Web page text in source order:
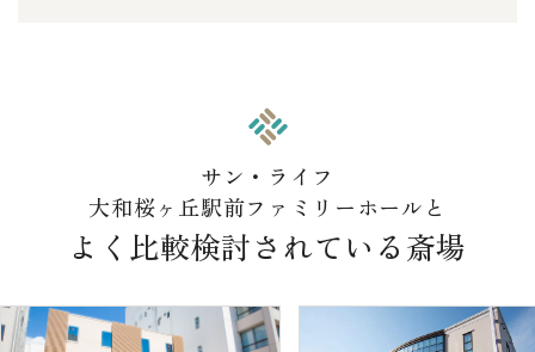
サン・ライフ
大和桜ヶ丘駅前ファミリーホールと
よく比較検討されている斎場